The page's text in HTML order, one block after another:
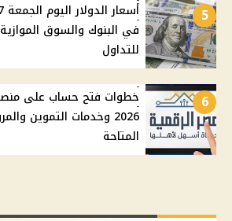
5
في البنوك والسوق
للتداول
6
خطوات فتح حساب على
2026 وخدمات التموين
المتاحة